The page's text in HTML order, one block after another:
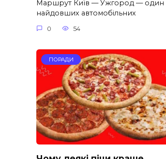
Маршрут Київ — Ужгород — один
найдовших автомобільних
0 54
ПОРАДИ